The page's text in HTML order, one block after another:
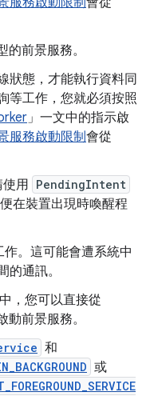
的前景服務。
狀態，才能執行資料同
等工作，您就必須按照
」一文中的指示啟
服務啟動限制會從
使用 PendingIntent
便在裝置出現時喚醒程
。這可能會遭系統中
的通訊。
，您可以直接從
動前景服務。
和
或